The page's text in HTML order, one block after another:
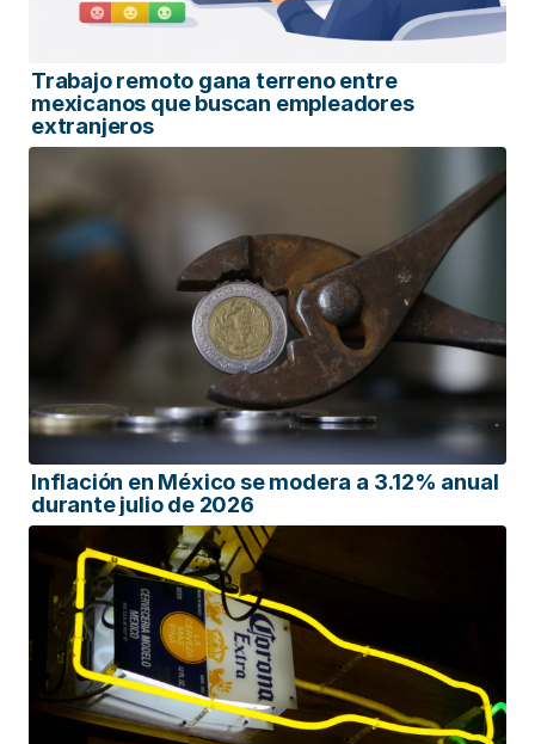
Trabajo remoto gana terreno entre
mexicanos que buscan empleadores
extranjeros
Inflación en México se modera a 3.12% anual
durante julio de 2026